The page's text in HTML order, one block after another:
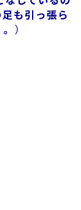
も引っ張ら
）